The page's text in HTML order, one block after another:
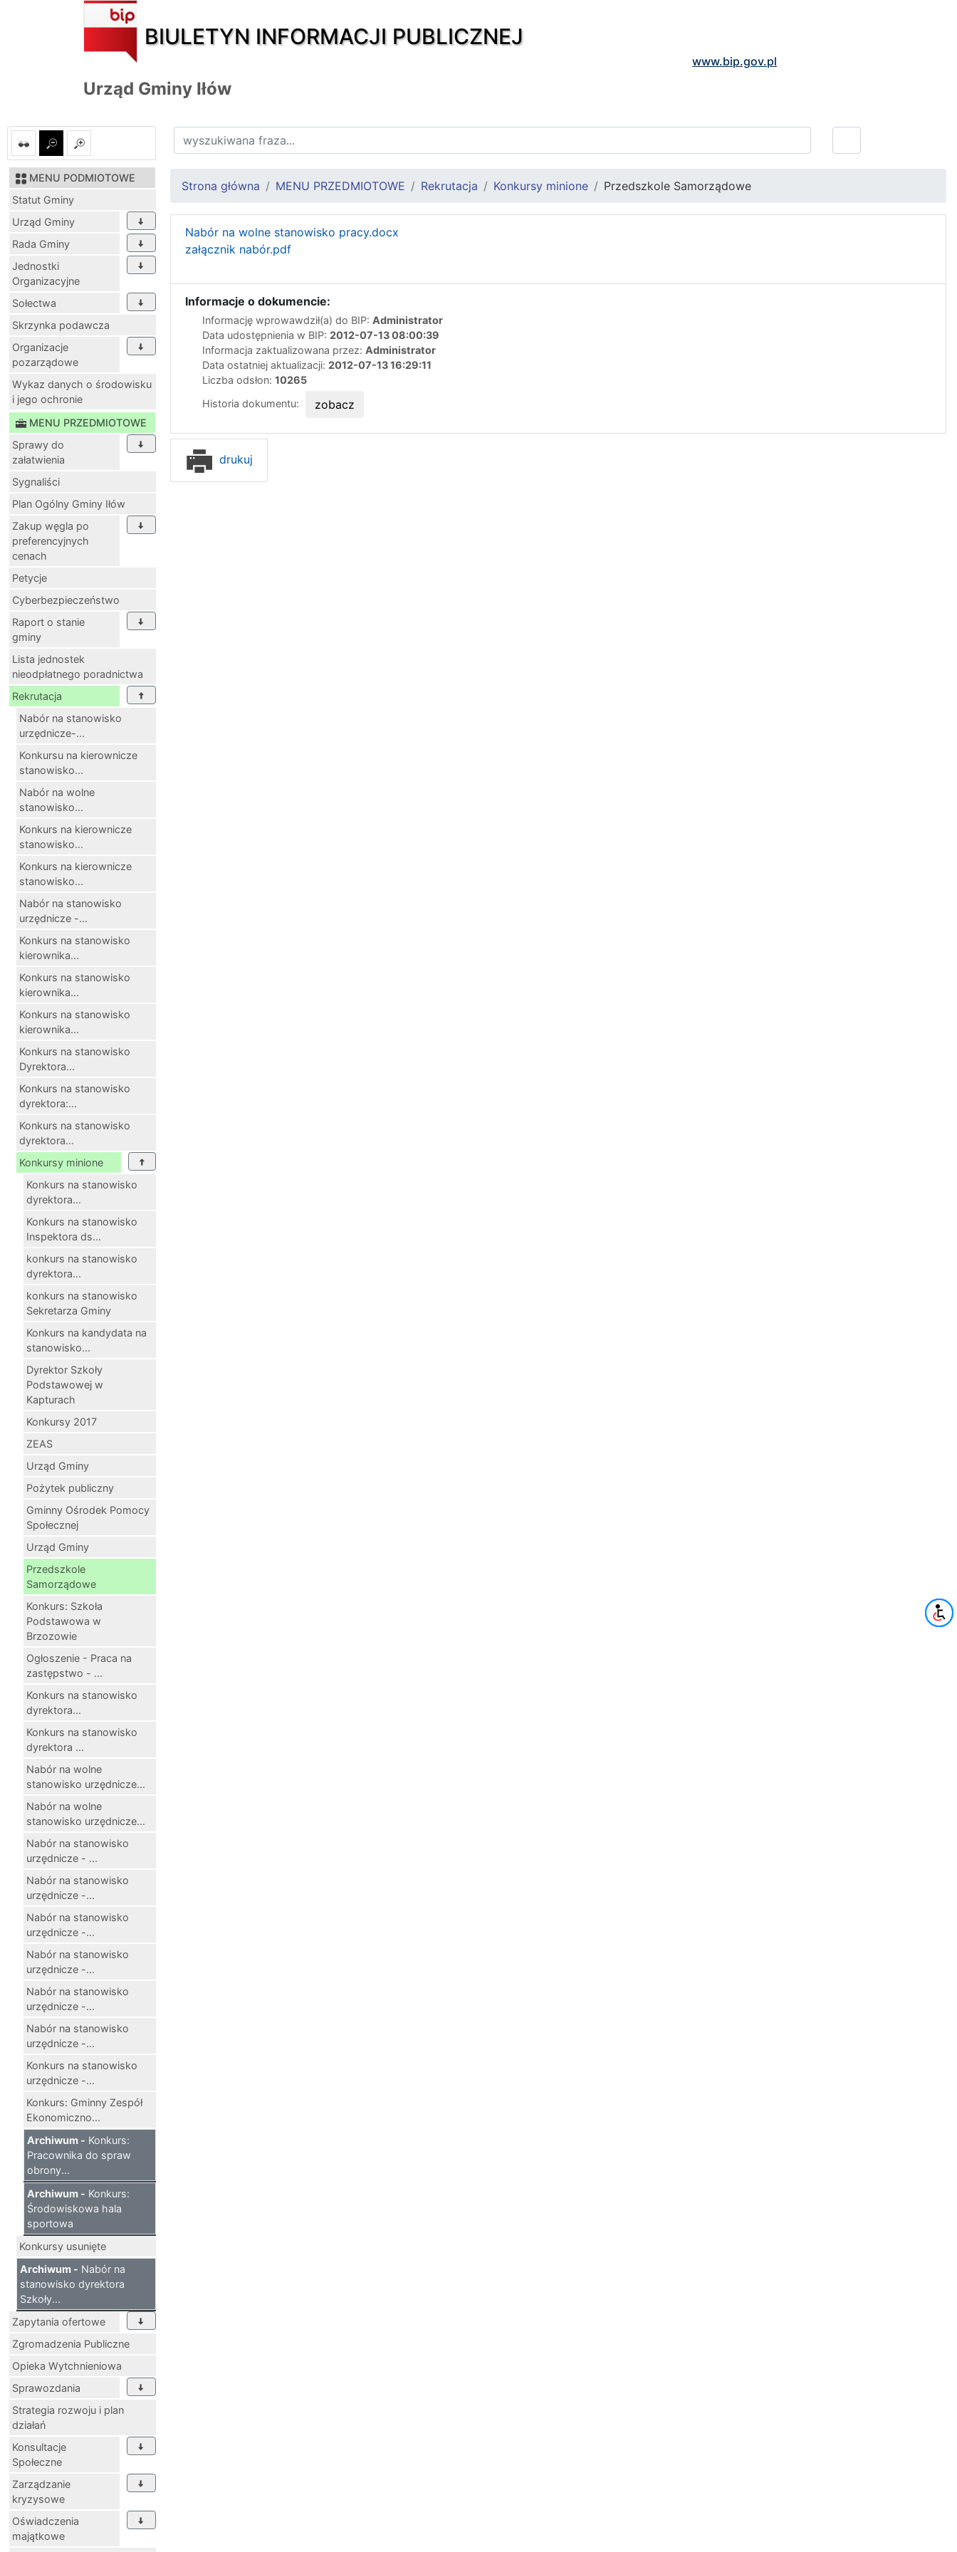
BIULETYN INFORMACJI PUBLICZNEJ
www.bip.gov.pl
Urząd Gminy Iłów
MENU PODMIOTOWE
Statut Gminy
Urząd Gminy
Rada Gminy
Jednostki
Organizacyjne
Sołectwa
Skrzynka podawcza
Organizacje
pozarządowe
Wykaz danych o środowisku
i jego ochronie
MENU PRZEDMIOTOWE
Sprawy do
załatwienia
Sygnaliści
Plan Ogólny Gminy Iłów
Zakup węgla po
preferencyjnych
cenach
Petycje
Cyberbezpieczeństwo
Raport o stanie
gminy
Lista jednostek
nieodpłatnego poradnictwa
Rekrutacja
Nabór na stanowisko
urzędnicze-...
Konkursu na kierownicze
stanowisko...
Nabór na wolne
stanowisko...
Konkurs na kierownicze
stanowisko...
Konkurs na kierownicze
stanowisko...
Nabór na stanowisko
urzędnicze -...
Konkurs na stanowisko
kierownika...
Konkurs na stanowisko
kierownika...
Konkurs na stanowisko
kierownika...
Konkurs na stanowisko
Dyrektora...
Konkurs na stanowisko
dyrektora:...
Konkurs na stanowisko
dyrektora...
Konkursy minione
Konkurs na stanowisko
dyrektora...
Konkurs na stanowisko
Inspektora ds...
konkurs na stanowisko
dyrektora...
konkurs na stanowisko
Sekretarza Gminy
Konkurs na kandydata na
stanowisko...
Dyrektor Szkoły
Podstawowej w
Kapturach
Konkursy 2017
ZEAS
Urząd Gminy
Pożytek publiczny
Gminny Ośrodek Pomocy
Społecznej
Urząd Gminy
Przedszkole
Samorządowe
Konkurs: Szkoła
Podstawowa w
Brzozowie
Ogłoszenie - Praca na
zastępstwo - ...
Konkurs na stanowisko
dyrektora...
Konkurs na stanowisko
dyrektora ...
Nabór na wolne
stanowisko urzędnicze...
Nabór na wolne
stanowisko urzędnicze...
Nabór na stanowisko
urzędnicze - ...
Nabór na stanowisko
urzędnicze -...
Nabór na stanowisko
urzędnicze -...
Nabór na stanowisko
urzędnicze -...
Nabór na stanowisko
urzędnicze -...
Nabór na stanowisko
urzędnicze -...
Konkurs na stanowisko
urzędnicze -...
Konkurs: Gminny Zespół
Ekonomiczno...
Archiwum - Konkurs:
Pracownika do spraw
obrony...
Archiwum - Konkurs:
Środowiskowa hala
sportowa
Konkursy usunięte
Archiwum - Nabór na
stanowisko dyrektora
Szkoły...
Zapytania ofertowe
Zgromadzenia Publiczne
Opieka Wytchnieniowa
Sprawozdania
Strategia rozwoju i plan
działań
Konsultacje
Społeczne
Zarządzanie
kryzysowe
Oświadczenia
majątkowe
Strona główna MENU PRZEDMIOTOWE Rekrutacja Konkursy minione Przedszkole Samorządowe
Nabór na wolne stanowisko pracy.docx
załącznik nabór.pdf
Informacje o dokumencie:
Informację wprowawdził(a) do BIP: Administrator
Data udostępnienia w BIP: 2012-07-13 08:00:39
Informacja zaktualizowana przez: Administrator
Data ostatniej aktualizacji: 2012-07-13 16:29:11
Liczba odsłon: 10265
Historia dokumentu:
zobacz
drukuj